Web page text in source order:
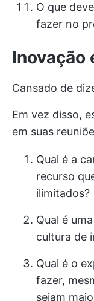
O que
fazer no
Inovação
Cansado de
Em vez disso,
em suas
Qual é a
recurso
ilimitados?
Qual é
cultura de
Qual é o
fazer,
sejam